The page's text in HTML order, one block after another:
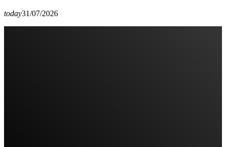
today31/07/2026